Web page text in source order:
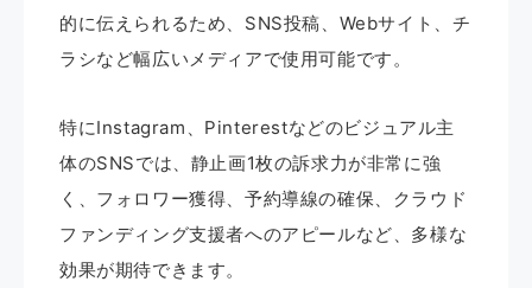
的に伝えられるため、SNS投稿、Webサイト、チ
ラシなど幅広いメディアで使用可能です。
特にInstagram、Pinterestなどのビジュアル主
体のSNSでは、静止画1枚の訴求力が非常に強
く、フォロワー獲得、予約導線の確保、クラウド
ファンディング支援者へのアピールなど、多様な
効果が期待できます。